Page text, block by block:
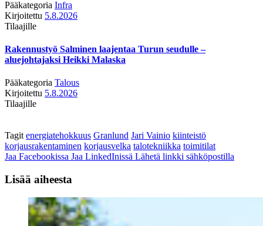
Pääkategoria Infra
Kirjoitettu 5.8.2026
Tilaajille
Rakennustyö Salminen laajentaa Turun seudulle –
aluejohtajaksi Heikki Malaska
Pääkategoria Talous
Kirjoitettu 5.8.2026
Tilaajille
Tagit energiatehokkuus Granlund Jari Vainio kiinteistö
korjausrakentaminen korjausvelka talotekniikka toimitilat
Jaa Facebookissa Jaa LinkedInissä Lähetä linkki sähköpostilla
Lisää aiheesta